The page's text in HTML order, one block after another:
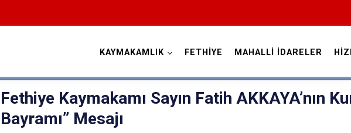
KAYMAKAMLIK FETHİYE MAHALLİ İDARELER
Fethiye Kaymakamı Sayın Fatih AKKAYA’nın
Bayramı” Mesajı